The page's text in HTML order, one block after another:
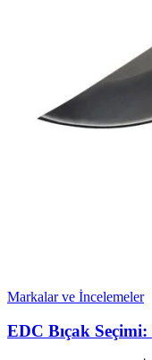
Markalar ve İncelemeler
EDC Bıçak